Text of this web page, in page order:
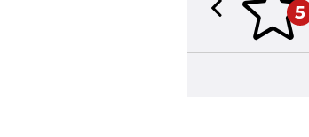
5
Previous slide